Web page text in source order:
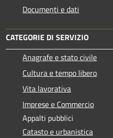
Documenti e dati
CATEGORIE DI SERVIZIO
Anagrafe e stato civile
Cultura e tempo libero
Vita lavorativa
Imprese e Commercio
Appalti pubblici
Catasto e urbanistica